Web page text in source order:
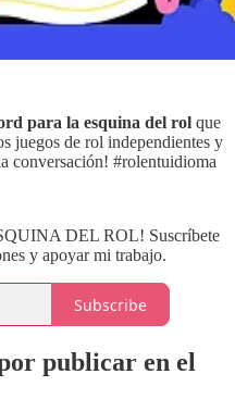
para la esquina del rol que
juegos de rol independientes y
conversación! #rolentuidioma
DEL ROL! Suscríbete
y apoyar mi trabajo.
Subscribe
publicar en el